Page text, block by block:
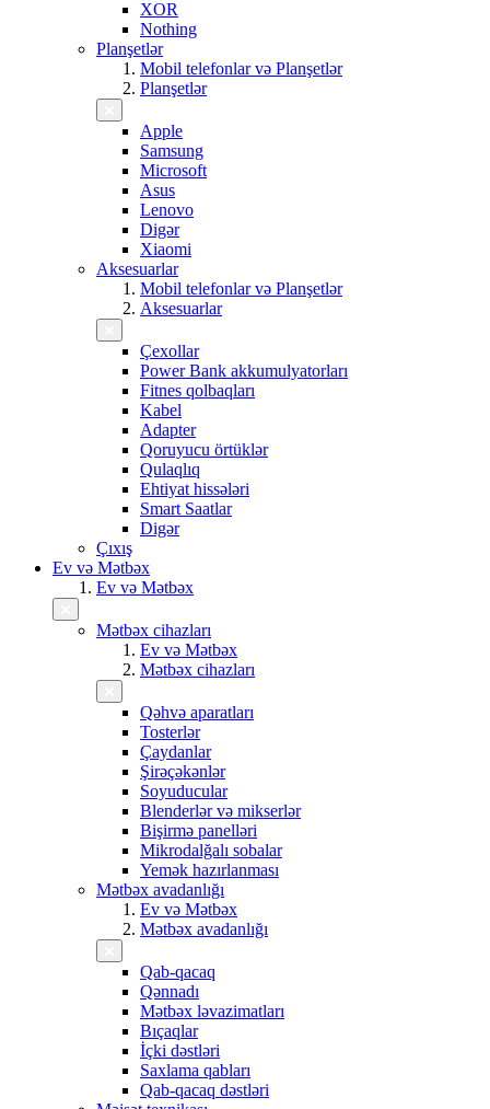
XOR
Nothing
Planşetlər
Mobil telefonlar və Planşetlər
Planşetlər
Apple
Samsung
Microsoft
Asus
Lenovo
Digər
Xiaomi
Aksesuarlar
Mobil telefonlar və Planşetlər
Aksesuarlar
Çexollar
Power Bank akkumulyatorları
Fitnes qolbaqları
Kabel
Adapter
Qoruyucu örtüklər
Qulaqlıq
Ehtiyat hissələri
Smart Saatlar
Digər
Çıxış
Ev və Mətbəx
Ev və Mətbəx
Mətbəx cihazları
Ev və Mətbəx
Mətbəx cihazları
Qəhvə aparatları
Tosterlər
Çaydanlar
Şirəçəkənlər
Soyuducular
Blenderlər və mikserlər
Bişirmə panelləri
Mikrodalğalı sobalar
Yemək hazırlanması
Mətbəx avadanlığı
Ev və Mətbəx
Mətbəx avadanlığı
Qab-qacaq
Qənnadı
Mətbəx ləvazimatları
Bıçaqlar
İçki dəstləri
Saxlama qabları
Qab-qacaq dəstləri